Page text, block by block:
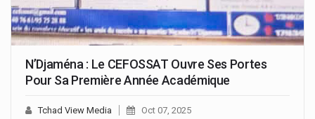
N’Djaména : Le CEFOSSAT Ouvre Ses Portes
Pour Sa Première Année Académique
Tchad View Media Oct 07, 2025